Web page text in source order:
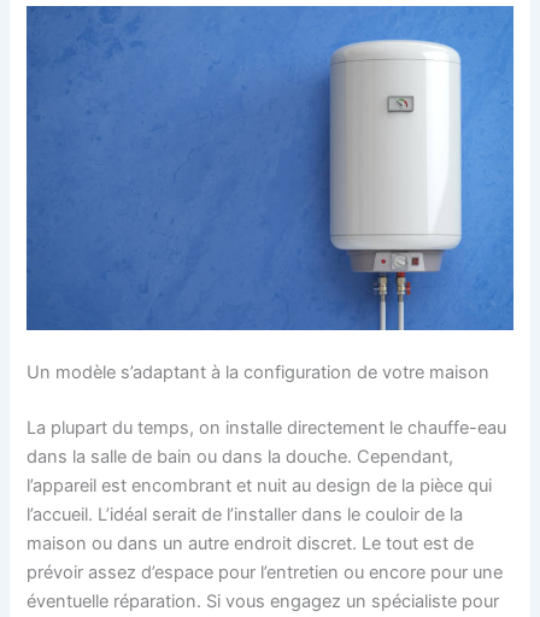
Un modèle s’adaptant à la configuration de votre maison
La plupart du temps, on installe directement le chauffe-eau
dans la salle de bain ou dans la douche. Cependant,
l’appareil est encombrant et nuit au design de la pièce qui
l’accueil. L’idéal serait de l’installer dans le couloir de la
maison ou dans un autre endroit discret. Le tout est de
prévoir assez d’espace pour l’entretien ou encore pour une
éventuelle réparation. Si vous engagez un spécialiste pour